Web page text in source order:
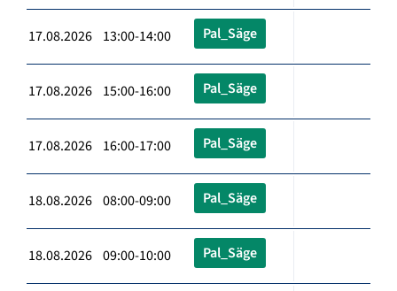
17.08.2026 13:00-14:00 Pal_Säge
17.08.2026 15:00-16:00 Pal_Säge
17.08.2026 16:00-17:00 Pal_Säge
18.08.2026 08:00-09:00 Pal_Säge
18.08.2026 09:00-10:00 Pal_Säge